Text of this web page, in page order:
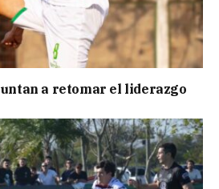
a retomar el liderazgo